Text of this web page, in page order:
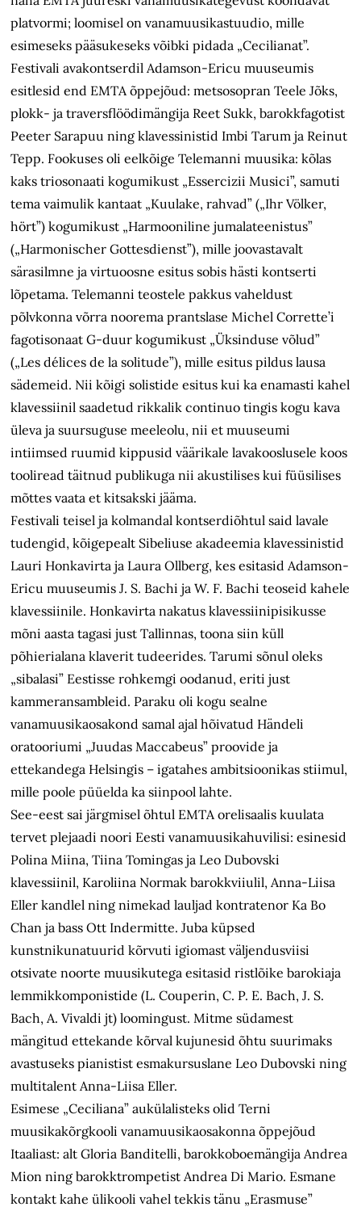
platvormi; loomisel on vanamuusikastuudio, mille
esimeseks pääsukeseks võibki pidada „Cecilianat”.
Festivali avakontserdil Adamson-Ericu muuseumis
esitlesid end EMTA õppejõud: metsosopran Teele Jõks,
plokk- ja traversflöödimängija Reet Sukk, barokkfagotist
Peeter Sarapuu ning klavessinistid Imbi Tarum ja Reinut
Tepp. Fookuses oli eelkõige Telemanni muusika: kõlas
kaks triosonaati kogumikust „Essercizii Musici”, samuti
tema vaimulik kantaat „Kuulake, rahvad” („Ihr Völker,
hört”) kogumikust „Harmooniline jumalateenistus”
(„Harmonischer Gottesdienst”), mille joovastavalt
särasilmne ja virtuoosne esitus sobis hästi kontserti
lõpetama. Telemanni teostele pakkus vaheldust
põlvkonna võrra noorema prantslase Michel Corrette’i
fagotisonaat G-duur kogumikust „Üksinduse võlud”
(„Les délices de la solitude”), mille esitus pildus lausa
sädemeid. Nii kõigi solistide esitus kui ka enamasti kahel
klavessiinil saadetud rikkalik continuo tingis kogu kava
üleva ja suursuguse meeleolu, nii et muuseumi
intiimsed ruumid kippusid väärikale lavakooslusele koos
tooliread täitnud publikuga nii akustilises kui füüsilises
mõttes vaata et kitsakski jääma.
Festivali teisel ja kolmandal kontserdiõhtul said lavale
tudengid, kõigepealt Sibeliuse akadeemia klavessinistid
Lauri Honkavirta ja Laura Ollberg, kes esitasid Adamson-
Ericu muuseumis J. S. Bachi ja W. F. Bachi teoseid kahele
klavessiinile. Honkavirta nakatus klavessiinipisikusse
mõni aasta tagasi just Tallinnas, toona siin küll
põhierialana klaverit tudeerides. Tarumi sõnul oleks
„sibalasi” Eestisse rohkemgi oodanud, eriti just
kammeransambleid. Paraku oli kogu sealne
vanamuusikaosakond samal ajal hõivatud Händeli
oratooriumi „Juudas Maccabeus” proovide ja
ettekandega Helsingis – igatahes ambitsioonikas stiimul,
mille poole püüelda ka siinpool lahte.
See-eest sai järgmisel õhtul EMTA orelisaalis kuulata
tervet plejaadi noori Eesti vanamuusikahuvilisi: esinesid
Polina Miina, Tiina Tomingas ja Leo Dubovski
klavessiinil, Karoliina Normak barokkviiulil, Anna-Liisa
Eller kandlel ning nimekad lauljad kontra­tenor Ka Bo
Chan ja bass Ott Indermitte. Juba küpsed
kunstnikunatuurid kõrvuti igiomast väljendusviisi
otsivate noorte muusikutega esitasid ristlõike barokiaja
lemmikkomponistide (L. Couperin, C. P. E. Bach, J. S.
Bach, A. Vivaldi jt) loomingust. Mitme südamest
mängitud ettekande kõrval kujunesid õhtu suurimaks
avastuseks pianistist esmakursuslane Leo Dubovski ning
multi­talent Anna-Liisa Eller.
Esimese „Ceciliana” aukülalisteks olid Terni
muusikakõrgkooli vanamuusikaosakonna õppejõud
Itaaliast: alt Gloria Banditelli, barokkoboemängija Andrea
Mion ning barokktrompetist Andrea Di Mario. Esmane
kontakt kahe ülikooli vahel tekkis tänu „Erasmuse”